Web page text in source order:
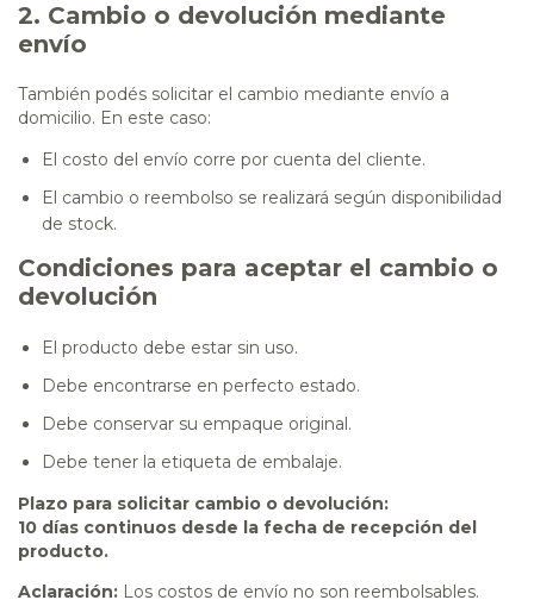
2. Cambio o devolución mediante
envío
También podés solicitar el cambio mediante envío a
domicilio. En este caso:
El costo del envío corre por cuenta del cliente.
El cambio o reembolso se realizará según disponibilidad
de stock.
Condiciones para aceptar el cambio o
devolución
El producto debe estar sin uso.
Debe encontrarse en perfecto estado.
Debe conservar su empaque original.
Debe tener la etiqueta de embalaje.
Plazo para solicitar cambio o devolución:
10 días continuos desde la fecha de recepción del
producto.
Aclaración: Los costos de envío no son reembolsables.